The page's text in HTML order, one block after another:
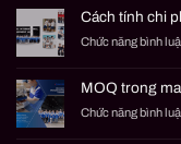
Cách tính chi
Chức năng bình
MOQ trong
Chức năng bình